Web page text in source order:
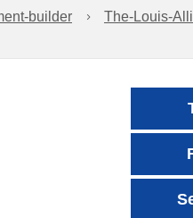
builder
The-Louis-